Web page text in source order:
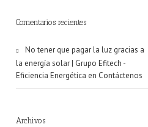
Comentarios recientes
No tener que pagar la luz gracias a
la energía solar | Grupo Efitech -
Eficiencia Energética en Contáctenos
Archivos